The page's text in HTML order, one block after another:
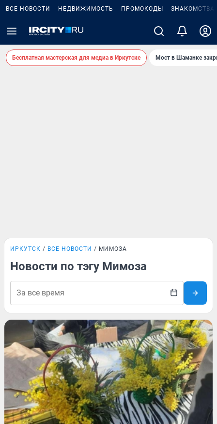
ВСЕ НОВОСТИ НЕДВИЖИМОСТЬ ПРОМОКОДЫ ЗНАКОМСТВА
Бесплатная мастерская для медиа в Иркутске Мост в Шаманке
ИРКУТСК ВСЕ НОВОСТИ МИМОЗА
Новости по тэгу Мимоза